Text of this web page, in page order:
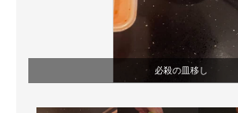
AI活用のいまが分かる
必殺の皿移し